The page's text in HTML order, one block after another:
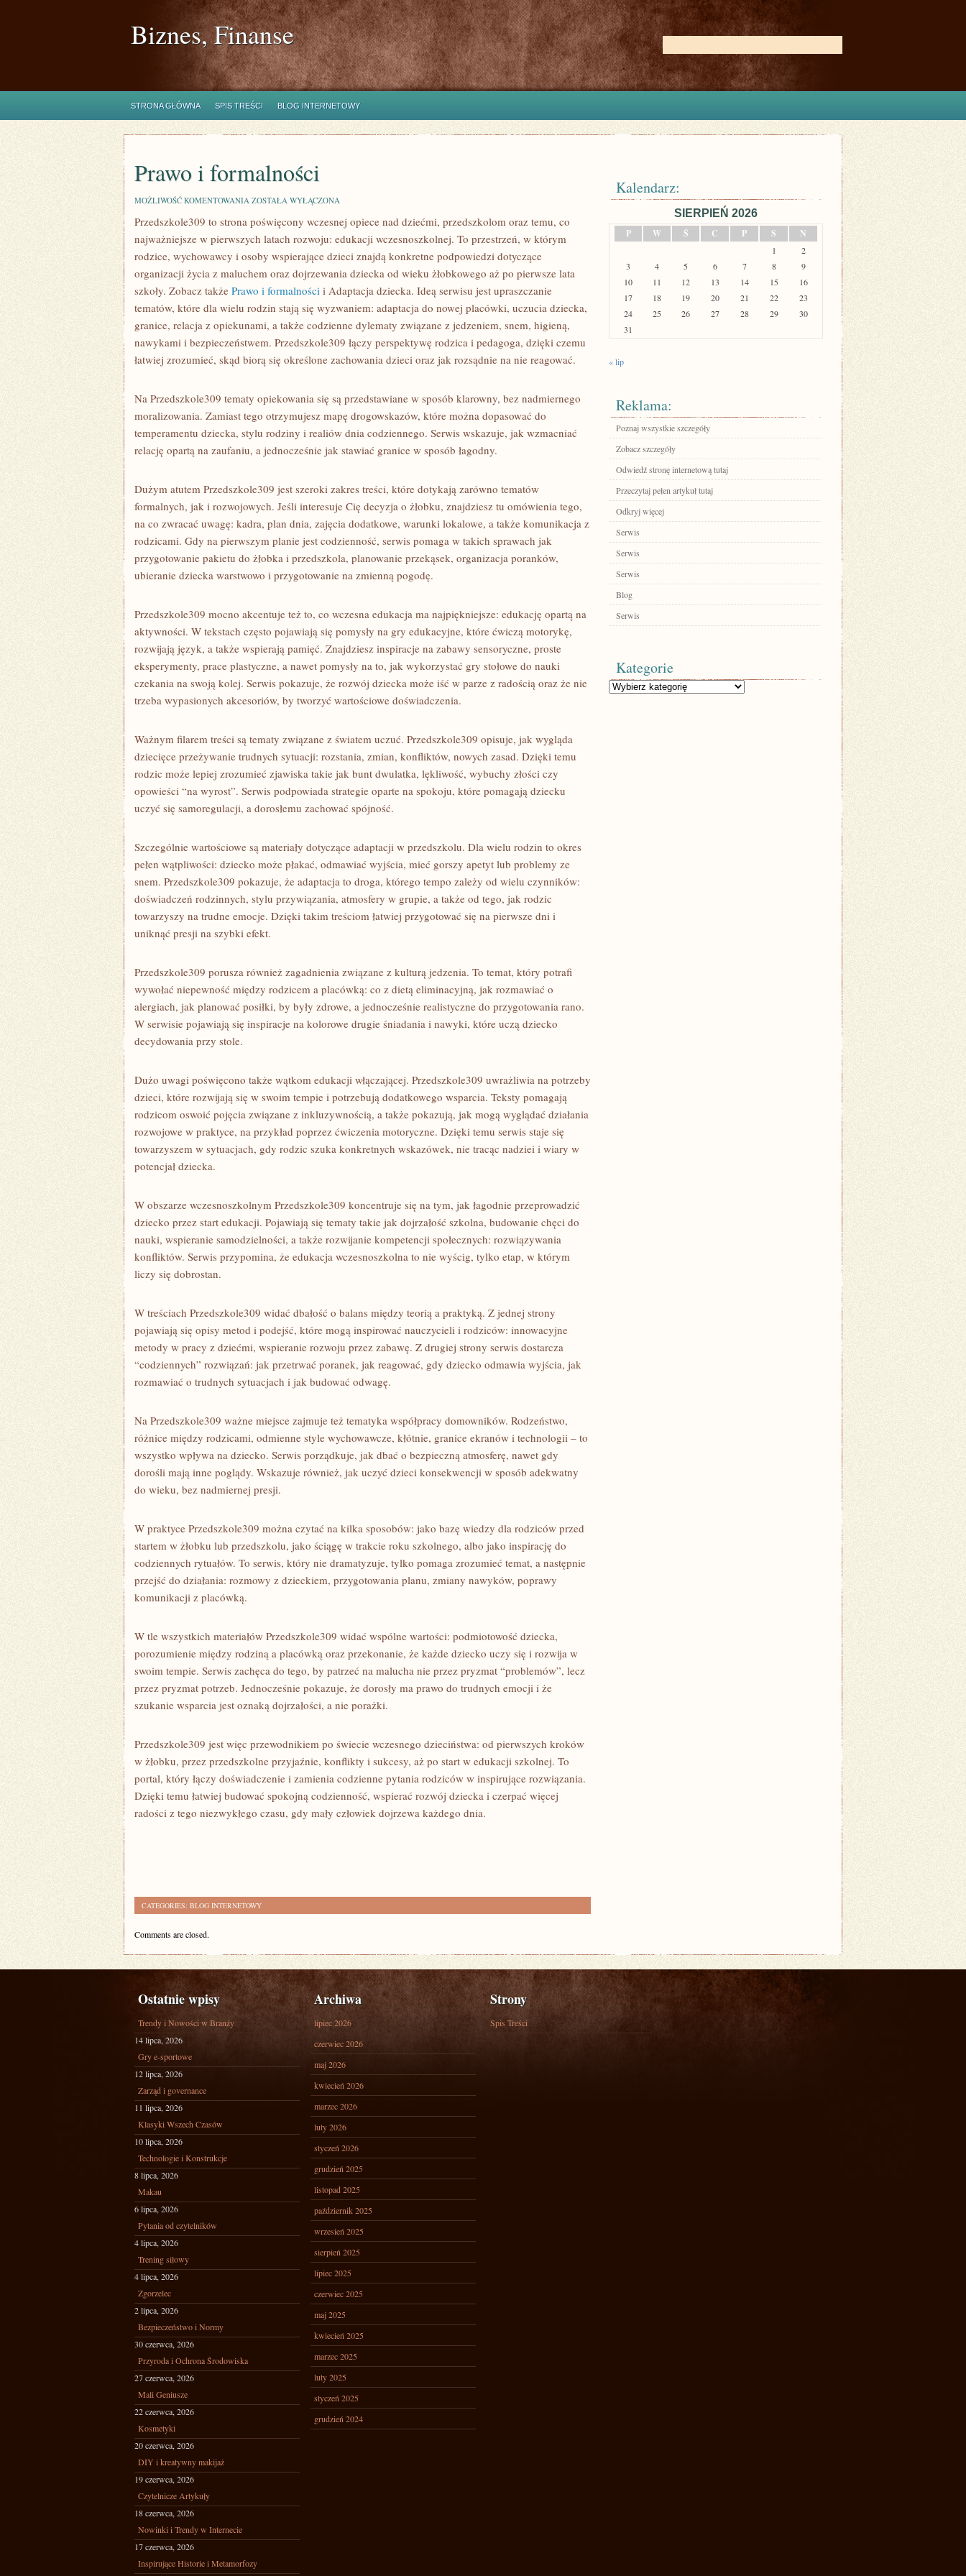
Biznes, Finanse
STRONA GŁÓWNA SPIS TREŚCI BLOG INTERNETOWY
Prawo i formalności
MOŻLIWOŚĆ KOMENTOWANIA PRAWO
FORMALNOŚCI
ZOSTAŁA WYŁĄCZONA
Przedszkole309 to strona poświęcony wczesnej opiece nad dziećmi, przedszkolom oraz temu, co
najważniejsze w pierwszych latach rozwoju: edukacji wczesnoszkolnej. To przestrzeń, w którym
rodzice, wychowawcy i osoby wspierające dzieci znajdą konkretne podpowiedzi dotyczące
organizacji życia z maluchem oraz dojrzewania dziecka od wieku żłobkowego aż po pierwsze lata
szkoły. Zobacz także Prawo i formalności i Adaptacja dziecka. Ideą serwisu jest upraszczanie
tematów, które dla wielu rodzin stają się wyzwaniem: adaptacja do nowej placówki, uczucia dziecka,
granice, relacja z opiekunami, a także codzienne dylematy związane z jedzeniem, snem, higieną,
nawykami i bezpieczeństwem. Przedszkole309 łączy perspektywę rodzica i pedagoga, dzięki czemu
łatwiej zrozumieć, skąd biorą się określone zachowania dzieci oraz jak rozsądnie na nie reagować.
Na Przedszkole309 tematy opiekowania się są przedstawiane w sposób klarowny, bez nadmiernego
moralizowania. Zamiast tego otrzymujesz mapę drogowskazów, które można dopasować do
temperamentu dziecka, stylu rodziny i realiów dnia codziennego. Serwis wskazuje, jak wzmacniać
relację opartą na zaufaniu, a jednocześnie jak stawiać granice w sposób łagodny.
Dużym atutem Przedszkole309 jest szeroki zakres treści, które dotykają zarówno tematów
formalnych, jak i rozwojowych. Jeśli interesuje Cię decyzja o żłobku, znajdziesz tu omówienia tego,
na co zwracać uwagę: kadra, plan dnia, zajęcia dodatkowe, warunki lokalowe, a także komunikacja z
rodzicami. Gdy na pierwszym planie jest codzienność, serwis pomaga w takich sprawach jak
przygotowanie pakietu do żłobka i przedszkola, planowanie przekąsek, organizacja poranków,
ubieranie dziecka warstwowo i przygotowanie na zmienną pogodę.
Przedszkole309 mocno akcentuje też to, co wczesna edukacja ma najpiękniejsze: edukację opartą na
aktywności. W tekstach często pojawiają się pomysły na gry edukacyjne, które ćwiczą motorykę,
rozwijają język, a także wspierają pamięć. Znajdziesz inspiracje na zabawy sensoryczne, proste
eksperymenty, prace plastyczne, a nawet pomysły na to, jak wykorzystać gry stołowe do nauki
czekania na swoją kolej. Serwis pokazuje, że rozwój dziecka może iść w parze z radością oraz że nie
trzeba wypasionych akcesoriów, by tworzyć wartościowe doświadczenia.
Ważnym filarem treści są tematy związane z światem uczuć. Przedszkole309 opisuje, jak wygląda
dziecięce przeżywanie trudnych sytuacji: rozstania, zmian, konfliktów, nowych zasad. Dzięki temu
rodzic może lepiej zrozumieć zjawiska takie jak bunt dwulatka, lękliwość, wybuchy złości czy
opowieści “na wyrost”. Serwis podpowiada strategie oparte na spokoju, które pomagają dziecku
uczyć się samoregulacji, a dorosłemu zachować spójność.
Szczególnie wartościowe są materiały dotyczące adaptacji w przedszkolu. Dla wielu rodzin to okres
pełen wątpliwości: dziecko może płakać, odmawiać wyjścia, mieć gorszy apetyt lub problemy ze
snem. Przedszkole309 pokazuje, że adaptacja to droga, którego tempo zależy od wielu czynników:
doświadczeń rodzinnych, stylu przywiązania, atmosfery w grupie, a także od tego, jak rodzic
towarzyszy na trudne emocje. Dzięki takim treściom łatwiej przygotować się na pierwsze dni i
uniknąć presji na szybki efekt.
Przedszkole309 porusza również zagadnienia związane z kulturą jedzenia. To temat, który potrafi
wywołać niepewność między rodzicem a placówką: co z dietą eliminacyjną, jak rozmawiać o
alergiach, jak planować posiłki, by były zdrowe, a jednocześnie realistyczne do przygotowania rano.
W serwisie pojawiają się inspiracje na kolorowe drugie śniadania i nawyki, które uczą dziecko
decydowania przy stole.
Dużo uwagi poświęcono także wątkom edukacji włączającej. Przedszkole309 uwrażliwia na potrzeby
dzieci, które rozwijają się w swoim tempie i potrzebują dodatkowego wsparcia. Teksty pomagają
rodzicom oswoić pojęcia związane z inkluzywnością, a także pokazują, jak mogą wyglądać działania
rozwojowe w praktyce, na przykład poprzez ćwiczenia motoryczne. Dzięki temu serwis staje się
towarzyszem w sytuacjach, gdy rodzic szuka konkretnych wskazówek, nie tracąc nadziei i wiary w
potencjał dziecka.
W obszarze wczesnoszkolnym Przedszkole309 koncentruje się na tym, jak łagodnie przeprowadzić
dziecko przez start edukacji. Pojawiają się tematy takie jak dojrzałość szkolna, budowanie chęci do
nauki, wspieranie samodzielności, a także rozwijanie kompetencji społecznych: rozwiązywania
konfliktów. Serwis przypomina, że edukacja wczesnoszkolna to nie wyścig, tylko etap, w którym
liczy się dobrostan.
W treściach Przedszkole309 widać dbałość o balans między teorią a praktyką. Z jednej strony
pojawiają się opisy metod i podejść, które mogą inspirować nauczycieli i rodziców: innowacyjne
metody w pracy z dziećmi, wspieranie rozwoju przez zabawę. Z drugiej strony serwis dostarcza
“codziennych” rozwiązań: jak przetrwać poranek, jak reagować, gdy dziecko odmawia wyjścia, jak
rozmawiać o trudnych sytuacjach i jak budować odwagę.
Na Przedszkole309 ważne miejsce zajmuje też tematyka współpracy domowników. Rodzeństwo,
różnice między rodzicami, odmienne style wychowawcze, kłótnie, granice ekranów i technologii – to
wszystko wpływa na dziecko. Serwis porządkuje, jak dbać o bezpieczną atmosferę, nawet gdy
dorośli mają inne poglądy. Wskazuje również, jak uczyć dzieci konsekwencji w sposób adekwatny
do wieku, bez nadmiernej presji.
W praktyce Przedszkole309 można czytać na kilka sposobów: jako bazę wiedzy dla rodziców przed
startem w żłobku lub przedszkolu, jako ściągę w trakcie roku szkolnego, albo jako inspirację do
codziennych rytuałów. To serwis, który nie dramatyzuje, tylko pomaga zrozumieć temat, a następnie
przejść do działania: rozmowy z dzieckiem, przygotowania planu, zmiany nawyków, poprawy
komunikacji z placówką.
W tle wszystkich materiałów Przedszkole309 widać wspólne wartości: podmiotowość dziecka,
porozumienie między rodziną a placówką oraz przekonanie, że każde dziecko uczy się i rozwija w
swoim tempie. Serwis zachęca do tego, by patrzeć na malucha nie przez pryzmat “problemów”, lecz
przez pryzmat potrzeb. Jednocześnie pokazuje, że dorosły ma prawo do trudnych emocji i że
szukanie wsparcia jest oznaką dojrzałości, a nie porażki.
Przedszkole309 jest więc przewodnikiem po świecie wczesnego dzieciństwa: od pierwszych kroków
w żłobku, przez przedszkolne przyjaźnie, konflikty i sukcesy, aż po start w edukacji szkolnej. To
portal, który łączy doświadczenie i zamienia codzienne pytania rodziców w inspirujące rozwiązania.
Dzięki temu łatwiej budować spokojną codzienność, wspierać rozwój dziecka i czerpać więcej
radości z tego niezwykłego czasu, gdy mały człowiek dojrzewa każdego dnia.
CATEGORIES: BLOG INTERNETOWY
Comments are closed.
Kalendarz:
SIERPIEŃ 2026
P
W Ś C P S N
1
2
3
4 5 6 7 8
9
10
11 12 13 14 15
16
17
18 19 20 21 22
23
24
25 26 27 28 29
30
31
« lip
Reklama:
Poznaj wszystkie szczegóły
Zobacz szczegóły
Odwiedź stronę internetową tutaj
Przeczytaj pełen artykuł tutaj
Odkryj więcej
Serwis
Serwis
Serwis
Blog
Serwis
Kategorie
Kategorie
Ostatnie wpisy
Trendy i Nowości w Branży
14 lipca, 2026
Gry e-sportowe
12 lipca, 2026
Zarząd i governance
11 lipca, 2026
Klasyki Wszech Czasów
10 lipca, 2026
Technologie i Konstrukcje
8 lipca, 2026
Makau
6 lipca, 2026
Pytania od czytelników
4 lipca, 2026
Trening siłowy
4 lipca, 2026
Zgorzelec
2 lipca, 2026
Bezpieczeństwo i Normy
30 czerwca, 2026
Przyroda i Ochrona Środowiska
27 czerwca, 2026
Mali Geniusze
22 czerwca, 2026
Kosmetyki
20 czerwca, 2026
DIY i kreatywny makijaż
19 czerwca, 2026
Czytelnicze Artykuły
18 czerwca, 2026
Nowinki i Trendy w Internecie
17 czerwca, 2026
Inspirujące Historie i Metamorfozy
Archiwa
lipiec 2026
czerwiec 2026
maj 2026
kwiecień 2026
marzec 2026
luty 2026
styczeń 2026
grudzień 2025
listopad 2025
październik 2025
wrzesień 2025
sierpień 2025
lipiec 2025
czerwiec 2025
maj 2025
kwiecień 2025
marzec 2025
luty 2025
styczeń 2025
grudzień 2024
Strony
Spis Treści